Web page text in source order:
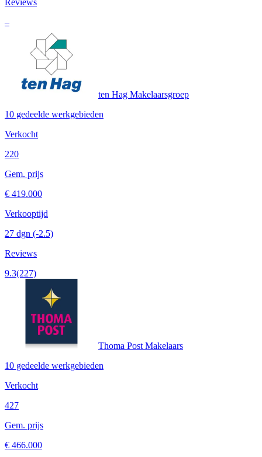
Reviews
–
ten Hag Makelaarsgroep
10 gedeelde werkgebieden
Verkocht
220
Gem. prijs
€ 419.000
Verkooptijd
27 dgn (-2.5)
Reviews
9.3(227)
Thoma Post Makelaars
10 gedeelde werkgebieden
Verkocht
427
Gem. prijs
€ 466.000